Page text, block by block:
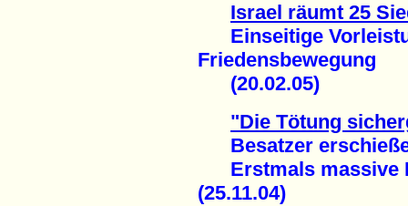
Israel räumt 25
Einseitige
Friedensbewegung
(20.02.05)
"Die Tötung
Besatzer
Erstmals massive
(25.11.04)